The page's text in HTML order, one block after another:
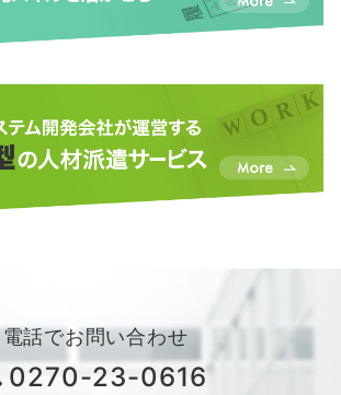
電話でお問い合わせ
0270-23-0616